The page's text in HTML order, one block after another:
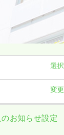
選択
変更
お知らせ設定